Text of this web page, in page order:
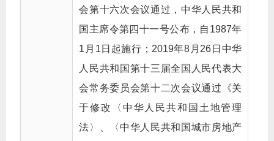
会第十六次会议通过，中华人民共和
国主席令第四十一号公布，自1987年
1月1日起施行；2019年8月26日中华
人民共和国第十三届全国人民代表大
会常务委员会第十二次会议通过《关
于修改〈中华人民共和国土地管理
法〉、〈中华人民共和国城市房地产